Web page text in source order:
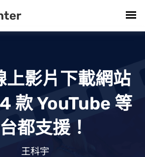
影片下載網站
款 YouTube 等
都支援！
2026/06/11 . 王科宇